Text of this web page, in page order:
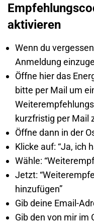
aktivieren
Wenn du
Anmeldung
Öffne hier das
bitte per Mail um
kurzfristig per Mail
Öffne dann in der
Klicke auf: “Ja, ich
Wähle:
Jetzt:
hinzufügen”
Gib deine Email-
Gib den von mir im